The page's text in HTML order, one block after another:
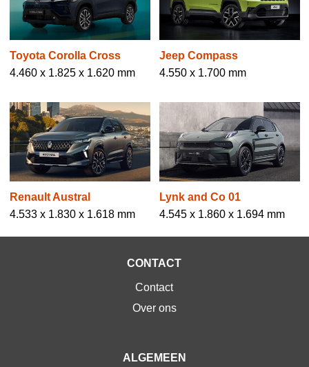
Toyota Corolla Cross
4.460 x 1.825 x 1.620 mm
Jeep Compass
4.550 x 1.700 mm
Renault Austral
4.533 x 1.830 x 1.618 mm
Lynk and Co 01
4.545 x 1.860 x 1.694 mm
CONTACT
Contact
Over ons
ALGEMEEN